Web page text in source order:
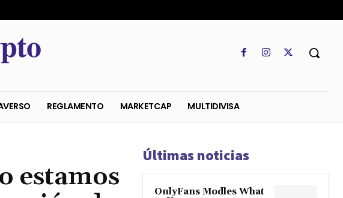
estamos
Últimas noticias
OnlyFans Modles What